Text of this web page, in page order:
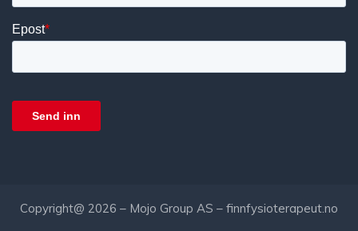
Copyright@ 2026 – Mojo Group AS – finnfysioterapeut.no